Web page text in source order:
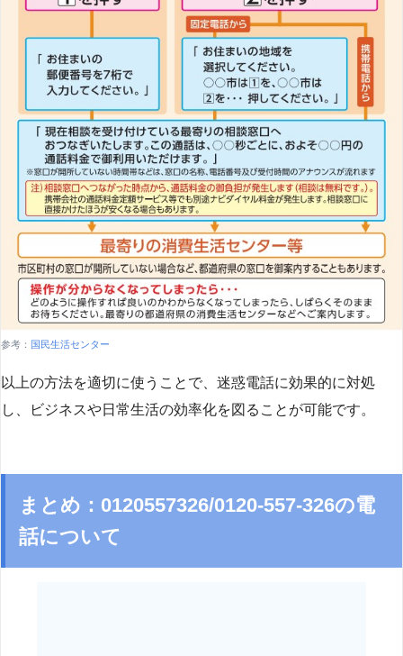
参考： 国民生活センター
以上の方法を適切に使うことで、迷惑電話に効果的に対処
し、ビジネスや日常生活の効率化を図ることが可能です。
まとめ：0120557326/0120-557-326の電
話について